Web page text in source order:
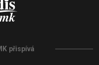
přispívá